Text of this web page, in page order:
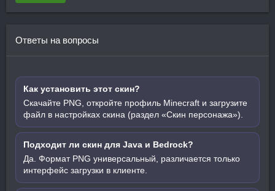
Ответы на вопросы
Как установить этот скин?
Скачайте PNG, откройте профиль Minecraft и загрузите
файл в настройках скина (раздел «Скин персонажа»).
Подходит ли скин для Java и Bedrock?
Да. Формат PNG универсальный, различается только
интерфейс загрузки в клиенте.